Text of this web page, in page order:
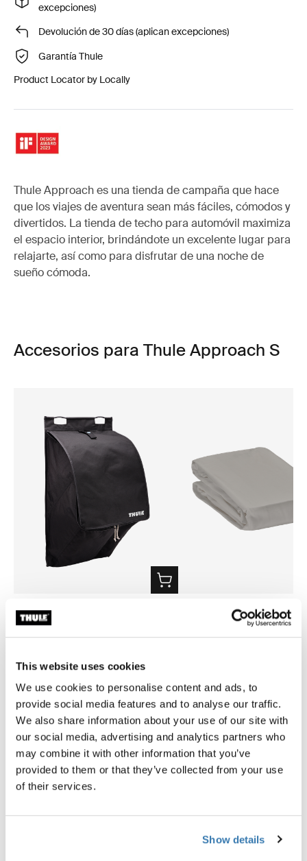
This website uses cookies
We use cookies to personalise content and ads, to
provide social media features and to analyse our traffic.
We also share information about your use of our site with
our social media, advertising and analytics partners who
may combine it with other information that you’ve
provided to them or that they’ve collected from your use
of their services.
Show details
excepciones)
Devolución de 30 días (aplican excepciones)
Garantía Thule
Product Locator by Locally
Thule Approach es una tienda de campaña que hace
que los viajes de aventura sean más fáciles, cómodos y
divertidos. La tienda de techo para automóvil maximiza
el espacio interior, brindándote un excelente lugar para
relajarte, así como para disfrutar de una noche de
sueño cómoda.
Accesorios para Thule Approach S
Thule rooftop tent organizer
organizador de zapatos de tienda de
techo
$99.95
Thule Approach S fitted
sábanas para 2 personas
Toggle overview
Descripción del producto